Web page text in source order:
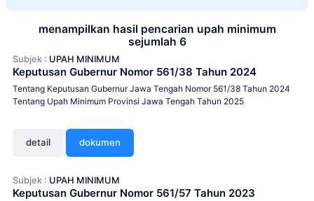
menampilkan hasil pencarian upah minimum
sejumlah 6
Subjek : UPAH MINIMUM
Keputusan Gubernur Nomor 561/38 Tahun 2024
Tentang Keputusan Gubernur Jawa Tengah Nomor 561/38 Tahun 2024
Tentang Upah Minimum Provinsi Jawa Tengah Tahun 2025
detail dokumen
Subjek : UPAH MINIMUM
Keputusan Gubernur Nomor 561/57 Tahun 2023